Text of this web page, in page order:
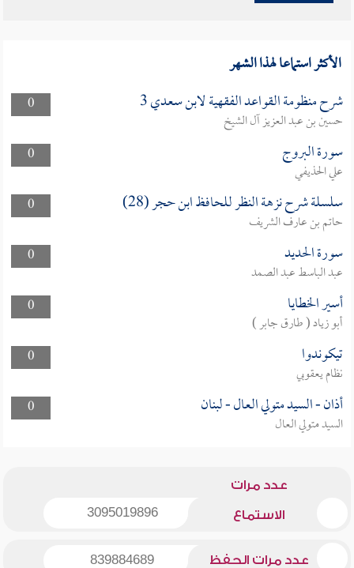
الأكثر استماعا لهذا الشهر
0 شرح منظومة القواعد الفقهية لابن سعدي 3
حسين بن عبد العزيز آل الشيخ
0
سورة البروج
علي الحذيفي
0
سلسلة شرح نزهة النظر للحافظ ابن حجر (28)
حاتم بن عارف الشريف
0
سورة الحديد
عبد الباسط عبد الصمد
0
أسير الخطايا
أبو زياد ( طارق جابر )
0
تيكوندوا
نظام يعقوبي
0
أذان - السيد متولي العال - لبنان
السيد متولي العال
عدد مرات
الاستماع 3095019896
عدد مرات الحفظ 839884689